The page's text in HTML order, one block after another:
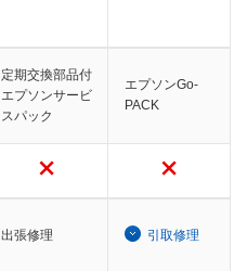
定期交換部品付
エプソンサービ
スパック
エプソンGo-
PACK
出張修理 引取修理